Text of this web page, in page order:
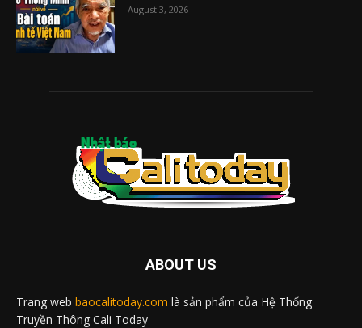
August 3, 2026
ABOUT US
Trang web baocalitoday.com là sản phẩm của Hệ Thống
Truyền Thông Cali Today